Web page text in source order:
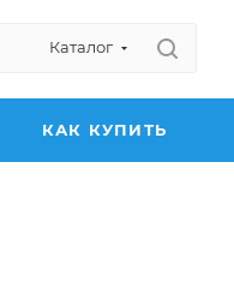
Каталог
КАК КУПИТЬ